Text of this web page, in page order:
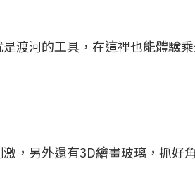
渡河的工具，在這裡也能體驗
，另外還有3D繪畫玻璃，抓好